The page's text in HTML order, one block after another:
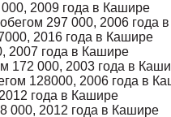
2009 года в Кашире
297 000, 2006 года
2016 года в Кашире
2007 года в Кашире
172 000, 2003 года в
128000, 2006 года в
года в Кашире
000, 2012 года в Кашире